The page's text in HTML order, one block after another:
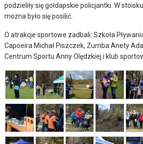
podzieliły się gołdapskie policjantki. W
można było się posilić.
O atrakcje sportowe zadbali: Szkoła
Capoeira Michał Piszczek, Zumba Anety
Centrum Sportu Anny Olędzkiej i klub